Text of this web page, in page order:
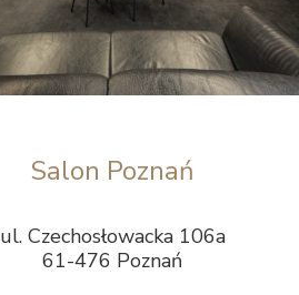
Salon Poznań
ul. Czechosłowacka 106a
61-476 Poznań